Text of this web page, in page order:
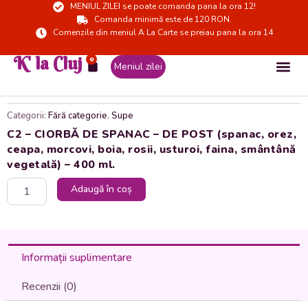
MENIUL ZILEI se poate comanda pana la ora 12!
Comanda minimă este de 120 RON.
Comenzile din meniul A La Carte se preiau pana la ora 14
K' la Cluj 0
Cart Meniul zilei
Categorii: Fără categorie, Supe
C2 – CIORBĂ DE SPANAC – DE POST (spanac, orez,
ceapa, morcovi, boia, rosii, usturoi, faina, smântână
vegetală) – 400 ml.
Cantitate
SPANAC
POST
Adaugă în coș
Informații suplimentare
Recenzii (0)